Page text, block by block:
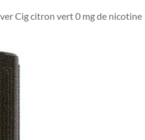
Cig citron vert 0 mg de nicotine